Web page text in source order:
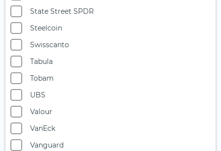
State Street SPDR
Steelcoin
Swisscanto
Tabula
Tobam
UBS
Valour
VanEck
Vanguard